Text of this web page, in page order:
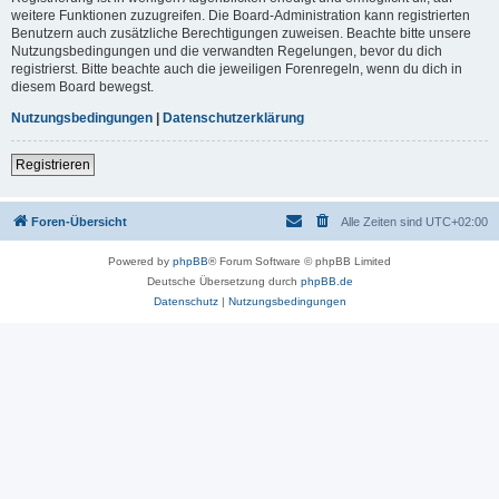
weitere Funktionen zuzugreifen. Die Board-Administration kann registrierten
Benutzern auch zusätzliche Berechtigungen zuweisen. Beachte bitte unsere
Nutzungsbedingungen und die verwandten Regelungen, bevor du dich
registrierst. Bitte beachte auch die jeweiligen Forenregeln, wenn du dich in
diesem Board bewegst.
Nutzungsbedingungen | Datenschutzerklärung
Registrieren
Foren-Übersicht Alle Zeiten sind UTC+02:00
Powered by phpBB® Forum Software © phpBB Limited
Deutsche Übersetzung durch phpBB.de
Datenschutz| Nutzungsbedingungen